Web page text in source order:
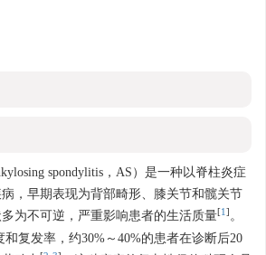
spondylitis，AS）是一种以脊柱炎症
，早期表现为背部畸形、膝关节和髋关节
为不可逆，严重影响患者的生活质量[1] 。
复发率，约30%～40%的患者在诊断后20